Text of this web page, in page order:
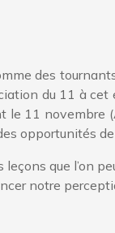
des
du 11 à
11 novembre
opportunités
que l’on
notre